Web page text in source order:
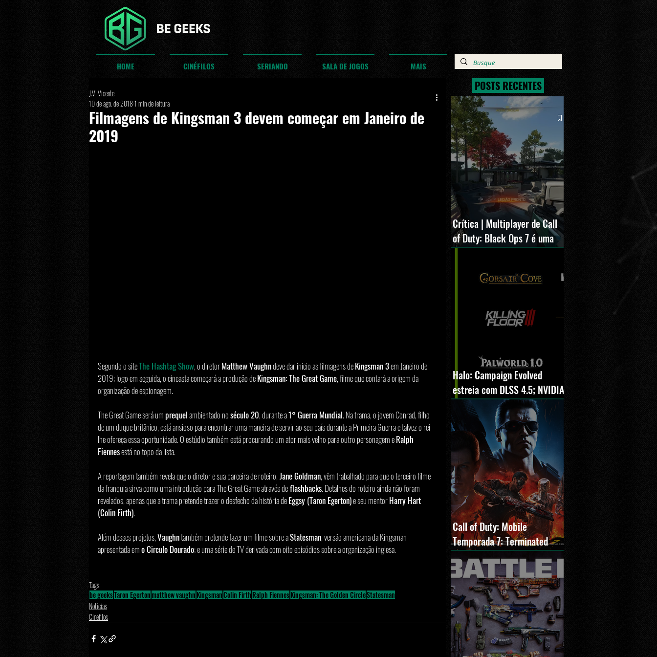
HOME CINÉFILOS SERIANDO SALA DE JOGOS MAIS
Filmagens de Kingsman 3 devem começar em Janeiro de
2019
J.V. Vicente
10 de ago. de 20181 min de leitura
Segundo o site The Hashtag Show, o diretor Matthew Vaughn deve dar inicio as filmagens de Kingsman 3 em Janeiro de
2019; logo em seguida, o cineasta começará a produção de Kingsman: The Great Game, filme que contará a origem da
organização de espionagem.
The Great Game será um prequel ambientado no século 20, durante a 1° Guerra Mundial. Na trama, o jovem Conrad, filho
de um duque britânico, está ansioso para encontrar uma maneira de servir ao seu país durante a Primeira Guerra e talvez o rei
lhe ofereça essa oportunidade. O estúdio também está procurando um ator mais velho para outro personagem e Ralph
Fiennes está no topo da lista.
A reportagem também revela que o diretor e sua parceira de roteiro, Jane Goldman, vêm trabalhado para que o terceiro filme
da franquia sirva como uma introdução para The Great Game através de flashbacks. Detalhes do roteiro ainda não foram
revelados, apenas que a trama pretende trazer o desfecho da história de Eggsy (Taron Egerton) e seu mentor Harry Hart
(Colin Firth).
Além desses projetos, Vaughn também pretende fazer um filme sobre a Statesman, versão americana da Kingsman
apresentada em o Circulo Dourado; e uma série de TV derivada com oito episódios sobre a organização inglesa.
Tags:
be geeksTaron Egertonmatthew vaughnKingsmanColin FirthRalph FiennesKingsman: The Golden CircleStatesman
Notícias
Cinefilos
POSTS RECENTES
Crítica | Multiplayer de Call
of Duty: Black Ops 7 é uma
experiência positiva,
Halo: Campaign Evolved
estreia com DLSS 4.5; NVIDIA
lança novo GeForce Game
Ready Driver para grandes
lançamentos
Call of Duty: Mobile
Temporada 7: Terminated
estreia com O Exterminador
do Futuro 2, novos modos e
Cronen Squall